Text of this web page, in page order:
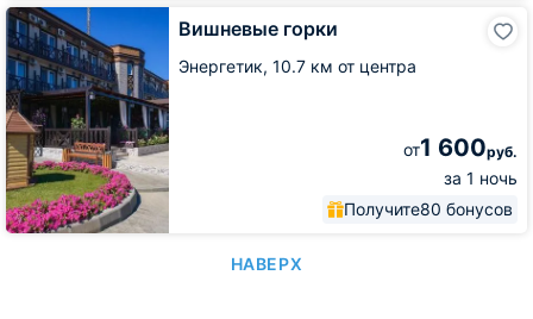
Вишневые горки
Энергетик, 10.7 км от центра
от1 600руб.
за 1 ночь
Получите80 бонусов
Вишневые
горки
НАВЕРХ